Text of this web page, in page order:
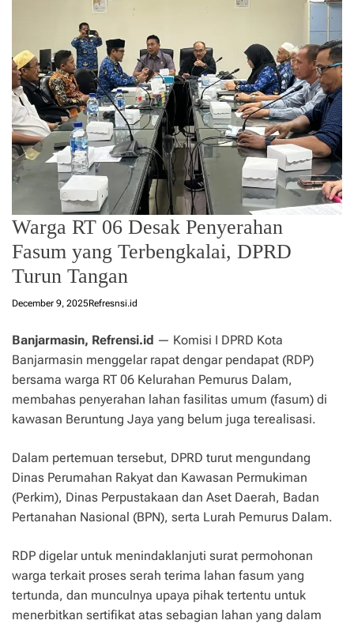
Warga RT 06 Desak Penyerahan
Fasum yang Terbengkalai, DPRD
Turun Tangan
December 9, 2025Refresnsi.id
Banjarmasin, Refrensi.id — Komisi I DPRD Kota
Banjarmasin menggelar rapat dengar pendapat (RDP)
bersama warga RT 06 Kelurahan Pemurus Dalam,
membahas penyerahan lahan fasilitas umum (fasum) di
kawasan Beruntung Jaya yang belum juga terealisasi.
Dalam pertemuan tersebut, DPRD turut mengundang
Dinas Perumahan Rakyat dan Kawasan Permukiman
(Perkim), Dinas Perpustakaan dan Aset Daerah, Badan
Pertanahan Nasional (BPN), serta Lurah Pemurus Dalam.
RDP digelar untuk menindaklanjuti surat permohonan
warga terkait proses serah terima lahan fasum yang
tertunda, dan munculnya upaya pihak tertentu untuk
menerbitkan sertifikat atas sebagian lahan yang dalam